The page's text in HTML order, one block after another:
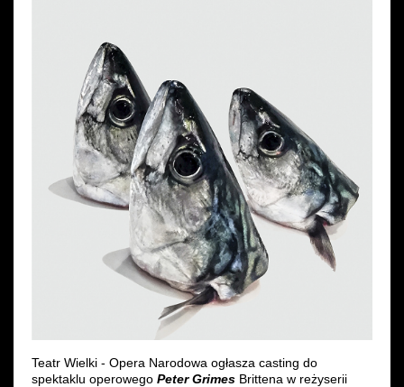
Wynajem rekwizytów
Fundusze unijne
Dotacje celowe
Teatr Wielki - Opera Narodowa ogłasza casting do
spektaklu operowego Peter Grimes Brittena w reżyserii